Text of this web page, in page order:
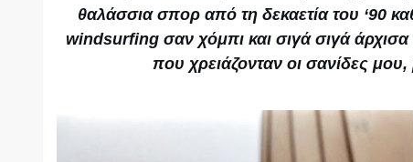
θαλάσσια σπορ από τη δεκαετία του ‘90
windsurfing σαν χόμπι και σιγά σιγά άρχισα
που χρειάζονταν οι σανίδες